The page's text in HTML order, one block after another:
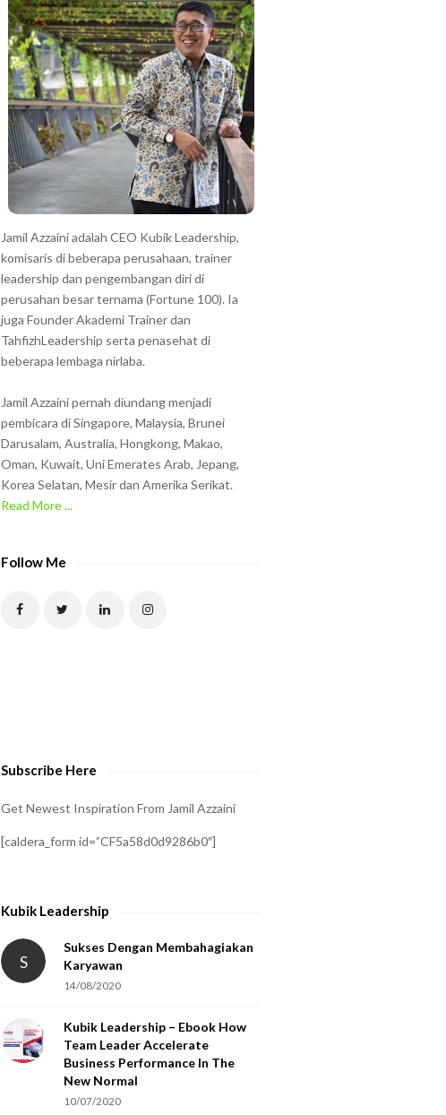
Jamil Azzaini adalah CEO Kubik Leadership,
komisaris di beberapa perusahaan, trainer
leadership dan pengembangan diri di
perusahan besar ternama (Fortune 100). Ia
juga Founder Akademi Trainer dan
TahfizhLeadership serta penasehat di
beberapa lembaga nirlaba.
Jamil Azzaini pernah diundang menjadi
pembicara di Singapore, Malaysia, Brunei
Darusalam, Australia, Hongkong, Makao,
Oman, Kuwait, Uni Emerates Arab, Jepang,
Korea Selatan, Mesir dan Amerika Serikat.
Read More ...
Follow Me
Subscribe Here
Get Newest Inspiration From Jamil Azzaini
[caldera_form id=”CF5a58d0d9286b0″]
Kubik Leadership
S
Sukses Dengan Membahagiakan
Karyawan
14/08/2020
Kubik Leadership – Ebook How
Team Leader Accelerate
Business Performance In The
New Normal
10/07/2020